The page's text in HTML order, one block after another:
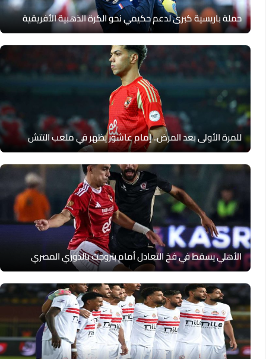
حملة باريسية كبرى لدعم حكيمي نحو الكرة الذهبية الأفريقية
للمرة الأولى بعد المرض.. إمام عاشور يظهر في ملعب التتش
الأهلي يسقط في فخ التعادل أمام بتروجت بالدوري المصري